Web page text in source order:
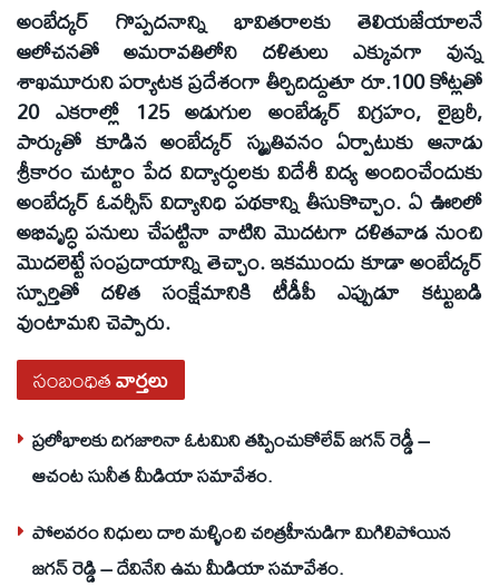
అంబేద్కర్ గొప్పదనాన్ని భావితరాలకు తెలియజేయాలనే
ఆలోచనతో అమరావతిలోని దళితులు ఎక్కువగా వున్న
శాఖమూరుని పర్యాటక ప్రదేశంగా తీర్చిదిద్దుతూ రూ.100 కోట్లతో
20 ఎకరాల్లో 125 అడుగుల అంబేడ్కర్ విగ్రహం, లైబ్రరీ,
పార్కుతో కూడిన అంబేద్కర్ స్మృతివనం ఏర్పాటుకు ఆనాడు
శ్రీకారం చుట్టాం పేద విద్యార్ధులకు విదేశీ విద్య అందించేందుకు
అంబేద్కర్ ఓవర్సీస్ విద్యానిధి పథకాన్ని తీసుకొచ్చాం. ఏ ఊరిలో
అభివృద్ధి పనులు చేపట్టినా వాటిని మొదటగా దళితవాడ నుంచి
మొదలెట్టే సంప్రదాయాన్ని తెచ్చాం. ఇకముందు కూడా అంబేద్కర్
స్పూర్తితో దళిత సంక్షేమానికి టీడీపీ ఎప్పుడూ కట్టుబడి
వుంటామని చెప్పారు.
సంబంధితవార్తలు
ప్రలోభాలకు దిగజారినా ఓటమిని తప్పించుకోలేవ్ జగన్ రెడ్డీ –
ఆచంట సునీత మీడియా సమావేశం.
పోలవరం నిధులు దారి మళ్ళించి చరిత్రహీనుడిగా మిగిలిపోయిన
జగన్ రెడ్డి – దేవినేని ఉమ మీడియా సమావేశం.